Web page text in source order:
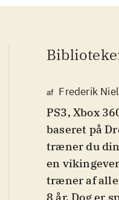
af Frederik
PS3, Xbox
baseret på
træner du
en
træner af alle